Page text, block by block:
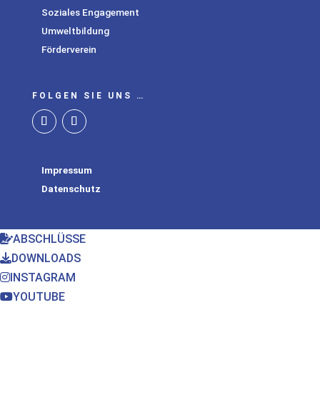
Soziales Engagement
Umweltbildung
Förderverein
FOLGEN SIE UNS …
Impressum
Datenschutz
ABSCHLÜSSE
DOWNLOADS
INSTAGRAM
YOUTUBE